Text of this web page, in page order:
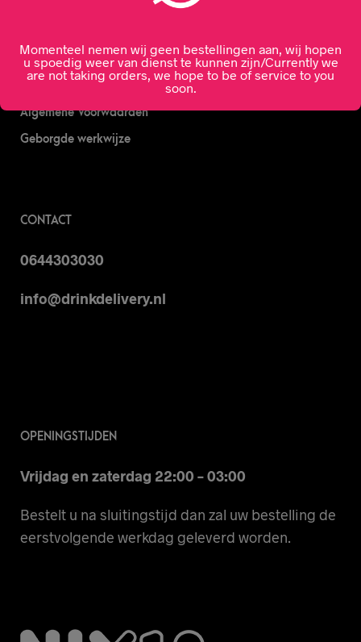
S’nachts drank bezorgen
Drank bestellen in Amsterdam
Algemene Voorwaarden
Geborgde werkwijze
CONTACT
0644303030
info@drinkdelivery.nl
OPENINGSTIJDEN
Vrijdag en zaterdag 22:00 – 03:00
Bestelt u na sluitingstijd dan zal uw bestelling de
eerstvolgende werkdag geleverd worden.
Momenteel nemen wij geen bestellingen aan, wij hopen
u spoedig weer van dienst te kunnen zijn/Currently we
are not taking orders, we hope to be of service to you
soon.